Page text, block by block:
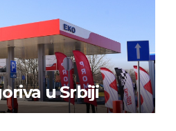
u Srbiji